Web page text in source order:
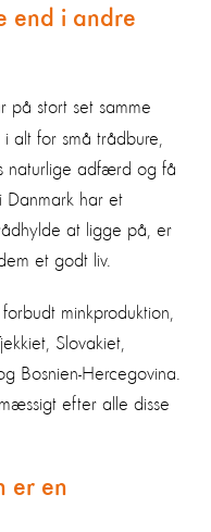
end i andre
på stort set samme
alt for små trådbure,
naturlige adfærd og få
Danmark har et
at ligge på, er
et godt liv.
minkproduktion,
Slovakiet,
Bosnien-Hercegovina.
efter alle disse
er en